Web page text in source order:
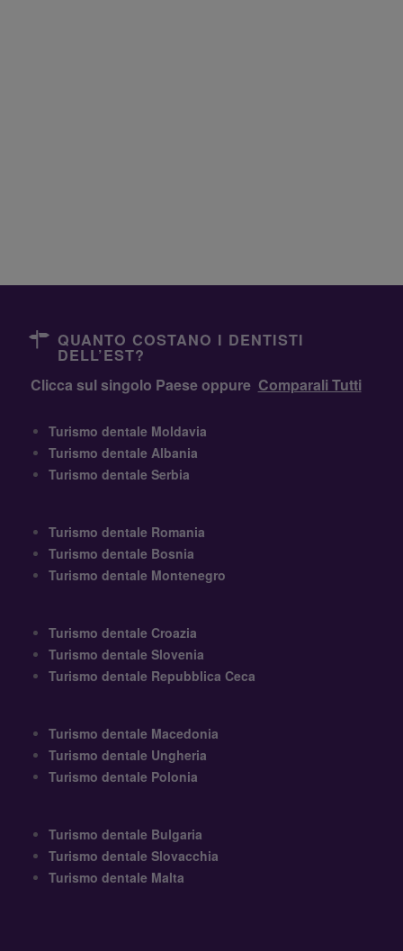
QUANTO COSTANO I DENTISTI
DELL’EST?
Clicca sul singolo Paese oppure Comparali Tutti
Turismo dentale Moldavia
Turismo dentale Albania
Turismo dentale Serbia
Turismo dentale Romania
Turismo dentale Bosnia
Turismo dentale Montenegro
Turismo dentale Croazia
Turismo dentale Slovenia
Turismo dentale Repubblica Ceca
Turismo dentale Macedonia
Turismo dentale Ungheria
Turismo dentale Polonia
Turismo dentale Bulgaria
Turismo dentale Slovacchia
Turismo dentale Malta